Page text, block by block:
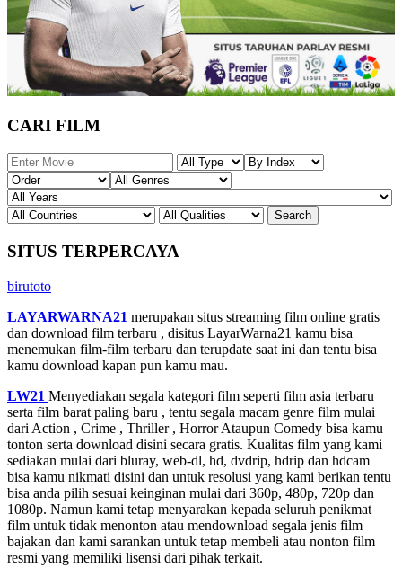
CARI FILM
SITUS TERPERCAYA
birutoto
LAYARWARNA21 merupakan situs streaming film online gratis
dan download film terbaru , disitus LayarWarna21 kamu bisa
menemukan film-film terbaru dan terupdate saat ini dan tentu bisa
kamu download kapan pun kamu mau.
LW21 Menyediakan segala kategori film seperti film asia terbaru
serta film barat paling baru , tentu segala macam genre film mulai
dari Action , Crime , Thriller , Horror Ataupun Comedy bisa kamu
tonton serta download disini secara gratis. Kualitas film yang kami
sediakan mulai dari bluray, web-dl, hd, dvdrip, hdrip dan hdcam
bisa kamu nikmati disini dan untuk resolusi yang kami berikan tentu
bisa anda pilih sesuai keinginan mulai dari 360p, 480p, 720p dan
1080p. Namun kami tetap menyarakan kepada seluruh penikmat
film untuk tidak menonton atau mendownload segala jenis film
bajakan dan kami sarankan untuk tetap membeli atau nonton film
resmi yang memiliki lisensi dari pihak terkait.